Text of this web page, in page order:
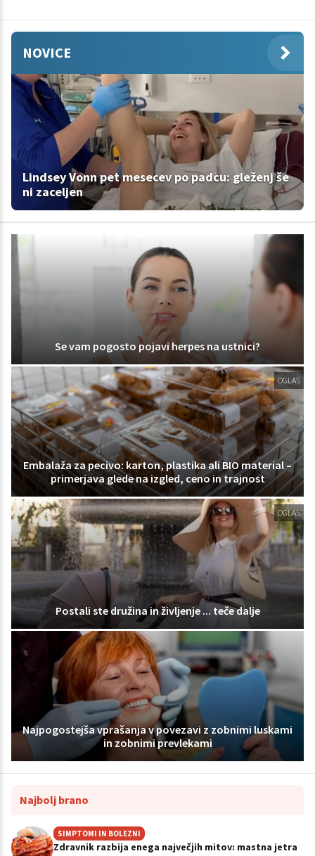
NOVICE
Lindsey Vonn pet mesecev po padcu: gleženj še
ni zaceljen
Se vam pogosto pojavi herpes na ustnici?
OGLAS
Embalaža za pecivo: karton, plastika ali BIO material –
primerjava glede na izgled, ceno in trajnost
OGLAS
Postali ste družina in življenje ... teče dalje
Najpogostejša vprašanja v povezavi z zobnimi luskami
in zobnimi prevlekami
Najbolj brano
SIMPTOMI IN BOLEZNI
Zdravnik razbija enega največjih mitov: mastna jetra